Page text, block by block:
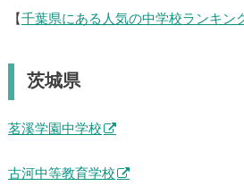
【 千葉県にある人気の中学校ランキン
茨城県
茗溪学園中学校
古河中等教育学校